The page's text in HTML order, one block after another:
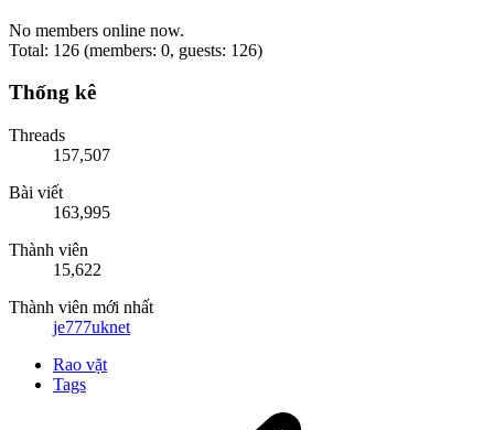
No members online now.
Total: 126 (members: 0, guests: 126)
Thống kê
Threads
157,507
Bài viết
163,995
Thành viên
15,622
Thành viên mới nhất
je777uknet
Rao vặt
Tags